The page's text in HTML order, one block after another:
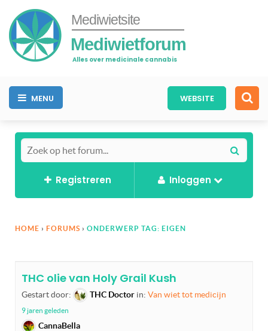
Mediwietsite
Mediwietforum
Alles over medicinale cannabis
MENU WEBSITE
Registreren Inloggen
HOME › FORUMS › ONDERWERP TAG: EIGEN
THC olie van Holy Grail Kush
Gestart door: THC Doctor in: Van wiet tot medicijn
9 jaren geleden
CannaBella